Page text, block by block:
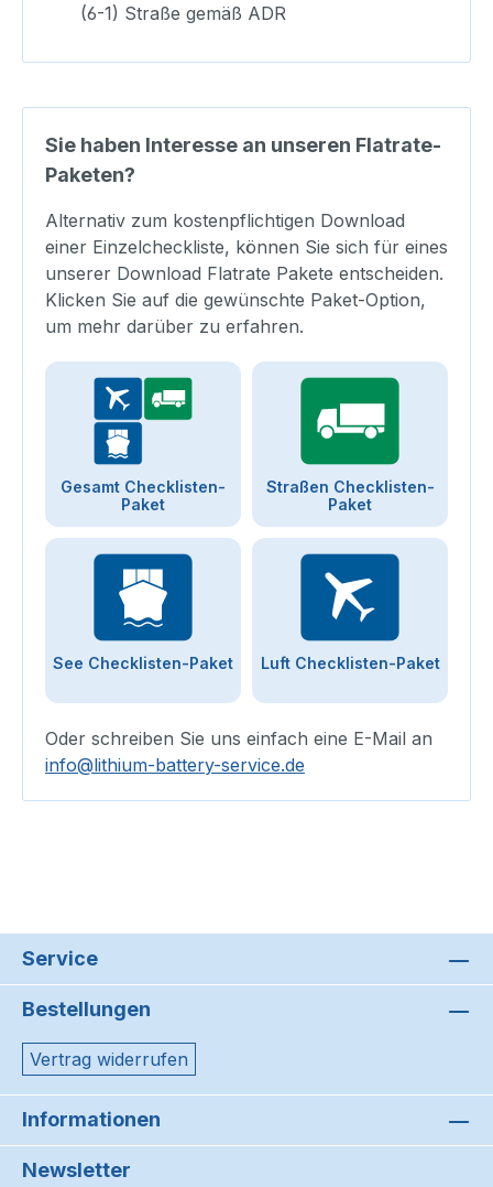
(6-1) Straße gemäß ADR
Sie haben Interesse an unseren Flatrate-
Paketen?
Alternativ zum kostenpflichtigen Download
einer Einzelcheckliste, können Sie sich für eines
unserer Download Flatrate Pakete entscheiden.
Klicken Sie auf die gewünschte Paket-Option,
um mehr darüber zu erfahren.
Gesamt Checklisten-
Paket
Straßen Checklisten-
Paket
See Checklisten-Paket Luft Checklisten-Paket
Oder schreiben Sie uns einfach eine E-Mail an
info@lithium-battery-service.de
Service
Bestellungen
Vertrag widerrufen
Informationen
Newsletter